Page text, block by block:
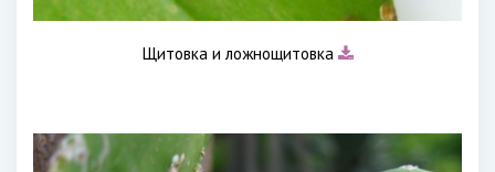
Щитовка и ложнощитовка